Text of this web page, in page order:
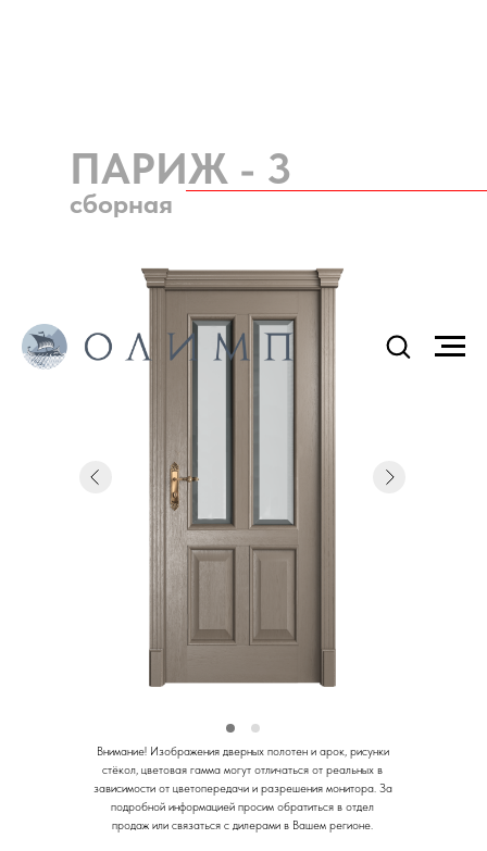
ПАРИЖ - 3
сборная
Внимание! Изображения дверных полотен и арок, рисунки
стёкол, цветовая гамма могут отличаться от реальных в
зависимости от цветопередачи и разрешения монитора. За
подробной информацией просим обратиться в отдел
продаж или связаться с дилерами в Вашем регионе.